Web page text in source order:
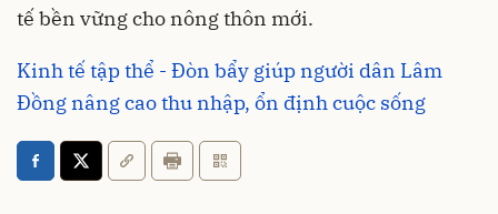
tế bền vững cho nông thôn mới.
Kinh tế tập thể - Đòn bẩy giúp người dân Lâm
Đồng nâng cao thu nhập, ổn định cuộc sống